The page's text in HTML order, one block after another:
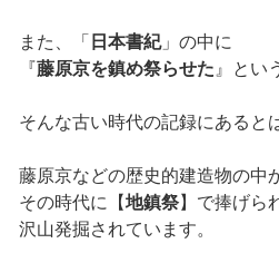
また、「 日本書紀」の中に
『藤原京を鎮め祭らせた 』とい
そんな古い時代の記録にあると
藤原京などの歴史的建造物の中
その時代に【地鎮祭】で捧げら
沢山発掘されています。